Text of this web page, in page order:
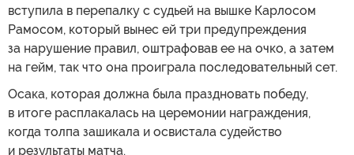
вступила в перепалку с судьей на вышке Карлосом
Рамосом, который вынес ей три предупреждения
за нарушение правил, оштрафовав ее на очко, а затем
на гейм, так что она проиграла последовательный сет.
Осака, которая должна была праздновать победу,
в итоге расплакалась на церемонии награждения,
когда толпа зашикала и освистала судейство
и результаты матча.